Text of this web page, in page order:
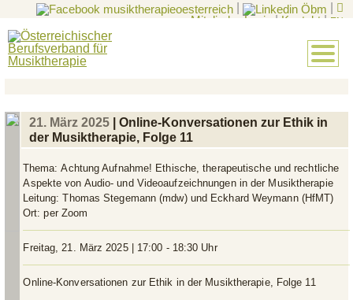
Mitglieder-Login
| Kontakt | EN
21. März 2025 | Online-Konversationen zur Ethik in
der Musiktherapie, Folge 11
Thema:Achtung Aufnahme! Ethische, therapeutische und rechtliche
Aspekte von Audio- und Videoaufzeichnungen in der Musiktherapie
Leitung:Thomas Stegemann (mdw) und Eckhard Weymann (HfMT)
Ort:per Zoom
Freitag, 21. März 2025 | 17:00 - 18:30 Uhr
Online-Konversationen zur Ethik in der Musiktherapie, Folge 11